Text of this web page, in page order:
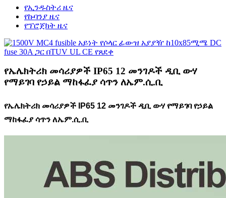
የኢንዱስትሪ ዜና
የኩባንያ ዜና
የፕሮጀክት ዜና
የኤሌክትሪክ መሳሪያዎች IP65 12 መንገዶች ዲቢ ውሃ
የማይገባ የኃይል ማከፋፈያ ሳጥን ለኤም.ሲ.ቢ
የኤሌክትሪክ መሳሪያዎች IP65 12 መንገዶች ዲቢ ውሃ የማይገባ የኃይል
ማከፋፈያ ሳጥን ለኤም.ሲ.ቢ